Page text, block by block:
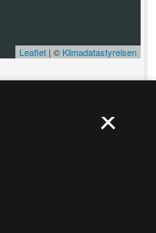
Leaflet| ©Klimadatastyrelsen
×